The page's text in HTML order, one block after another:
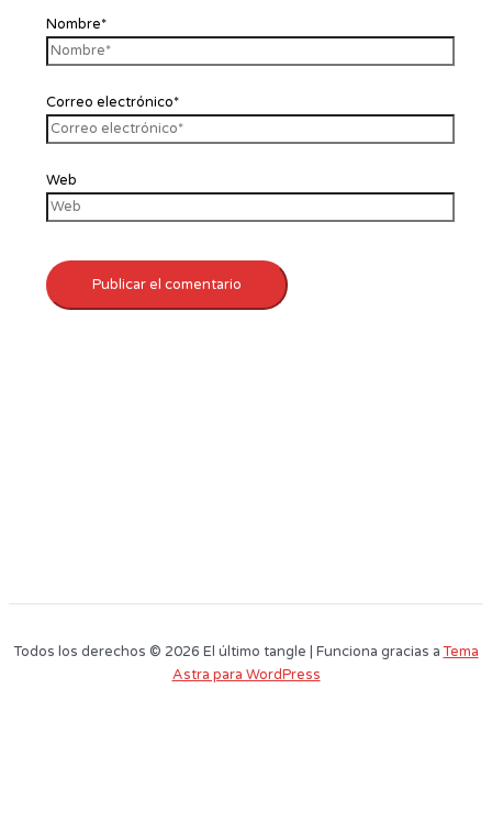
Nombre*
Correo electrónico*
Web
Todos los derechos © 2026 El último tangle | Funciona gracias aTema
Astra para WordPress